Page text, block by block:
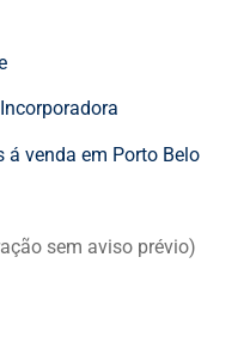
á venda em Porto Belo
sem aviso prévio)